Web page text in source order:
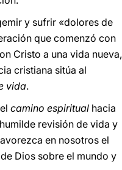
y sufrir «dolores de
que comenzó con
Cristo a una vida nueva,
cristiana sitúa al
vida.
camino espiritual hacia
revisión de vida y
en nosotros el
Dios sobre el mundo y